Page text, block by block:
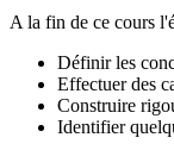
A la fin de ce cours
Définir les
Effectuer des
Construire
Identifier